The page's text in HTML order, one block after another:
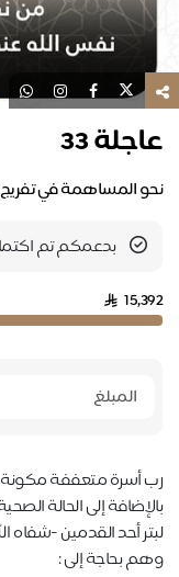
عاجلة 33
نحو المساهمة في تفريج
بدعمكم تم
15,392
بالإضافة إلى الحالة
لبتر أحد القدمين -شفاه
وهم بحاجة إلى :